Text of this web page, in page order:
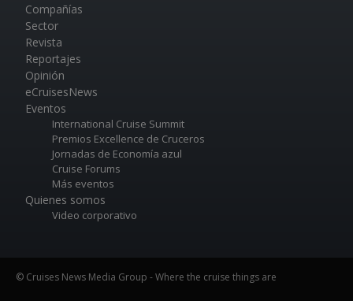
Compañías
Sector
Revista
Reportajes
Opinión
eCruisesNews
Eventos
International Cruise Summit
Premios Excellence de Cruceros
Jornadas de Economía azul
Cruise Forums
Más eventos
Quienes somos
Video corporativo
© Cruises News Media Group - Where the cruise things are